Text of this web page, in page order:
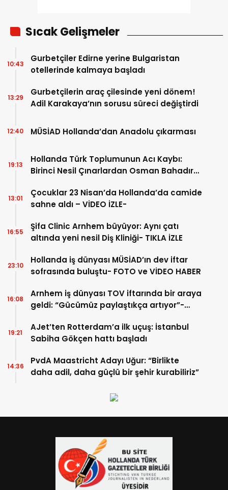
Sıcak Gelişmeler
Gurbetçiler Edirne yerine Bulgaristan
otellerinde kalmaya başladı
10:43
Gurbetçilerin araç çilesinde yeni dönem!
Adil Karakaya’nın sorusu süreci değiştirdi
13:29
MÜSİAD Hollanda’dan Anadolu çıkarması
12:40
Hollanda Türk Toplumunun Acı Kaybı:
Birinci Nesil Çınarlardan Osman Bahadır
19:13
Çocuklar 23 Nisan’da Hollanda’da camide
sahne aldı – VİDEO İZLE-
13:01
Şifa Clinic Arnhem büyüyor: Aynı çatı
altında yeni nesil Diş Kliniği- TIKLA İZLE
16:55
Hollanda iş dünyası MÜSİAD’ın dev iftar
sofrasında buluştu- FOTO ve VİDEO HABER
23:10
Arnhem iş dünyası TOV iftarında bir araya
geldi: “Gücümüz paylaştıkça artıyor”-
16:08
AJet’ten Rotterdam’a ilk uçuş: İstanbul
Sabiha Gökçen hattı başladı
19:21
PvdA Maastricht Adayı Uğur: “Birlikte
daha adil, daha güçlü bir şehir kurabiliriz”
14:36